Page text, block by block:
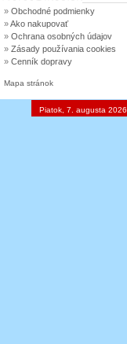
» Obchodné podmienky
»Ako nakupovať
» Ochrana osobných údajov
» Zásady používania cookies
» Cenník dopravy
Mapa stránok
Piatok, 7. augusta 2026